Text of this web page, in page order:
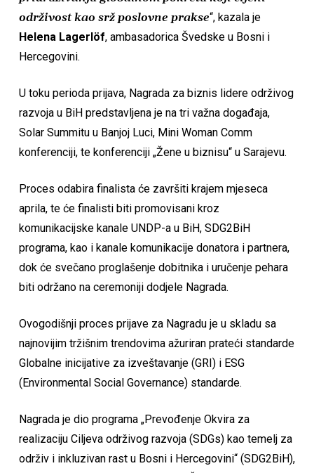
održivost kao srž poslovne prakse“, kazala je
Helena Lagerlöf, ambasadorica Švedske u Bosni i
Hercegovini.
U toku perioda prijava, Nagrada za biznis lidere održivog
razvoja u BiH predstavljena je na tri važna događaja,
Solar Summitu u Banjoj Luci, Mini Woman Comm
konferenciji, te konferenciji „Žene u biznisu“ u Sarajevu.
Proces odabira finalista će završiti krajem mjeseca
aprila, te će finalisti biti promovisani kroz
komunikacijske kanale UNDP-a u BiH, SDG2BiH
programa, kao i kanale komunikacije donatora i partnera,
dok će svečano proglašenje dobitnika i uručenje pehara
biti održano na ceremoniji dodjele Nagrada.
Ovogodišnji proces prijave za Nagradu je u skladu sa
najnovijim tržišnim trendovima ažuriran prateći standarde
Globalne inicijative za izveštavanje (GRI) i ESG
(Environmental Social Governance) standarde.
Nagrada je dio programa „Prevođenje Okvira za
realizaciju Ciljeva održivog razvoja (SDGs) kao temelj za
održiv i inkluzivan rast u Bosni i Hercegovini“ (SDG2BiH),